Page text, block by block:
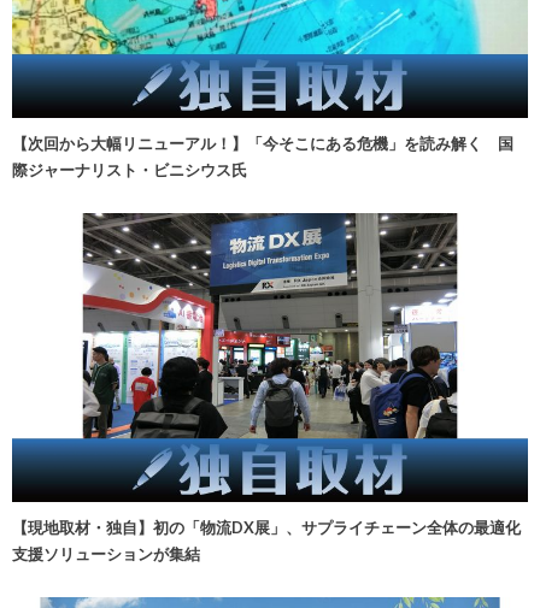
【次回から大幅リニューアル！】「今そこにある危機」を読み解く 国
際ジャーナリスト・ビニシウス氏
【現地取材・独自】初の「物流DX展」、サプライチェーン全体の最適化
支援ソリューションが集結